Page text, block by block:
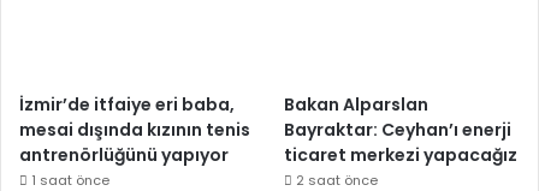
İzmir’de itfaiye eri baba,
mesai dışında kızının tenis
antrenörlüğünü yapıyor
1 saat önce
Bakan Alparslan
Bayraktar: Ceyhan’ı enerji
ticaret merkezi yapacağız
2 saat önce